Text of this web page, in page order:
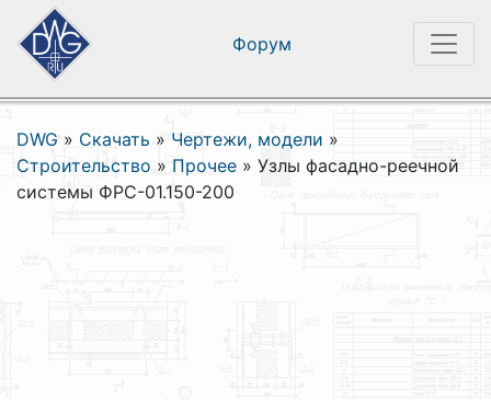
Форум
DWG » Скачать » Чертежи, модели »
Строительство » Прочее » Узлы фасадно-реечной
системы ФРС-01.150-200